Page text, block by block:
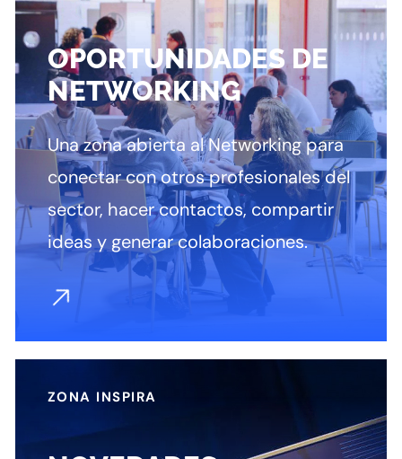
OPORTUNIDADES DE
NETWORKING
Una zona abierta al Networking para
conectar con otros profesionales del
sector, hacer contactos, compartir
ideas y generar colaboraciones.
ZONA INSPIRA